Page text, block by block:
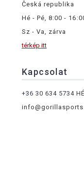
Česká republika
Hé - Pé, 8:00 -
Sz - Va, zárva
térkép itt
Kapcsolat
+36 30 634 5734